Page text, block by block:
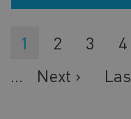
Eesolev
leht
1 Lehekülg
2 3 4
…
Järgmine
Next ›